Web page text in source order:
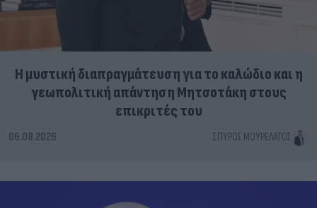
Η μυστική διαπραγμάτευση για το καλώδιο και η
γεωπολιτική απάντηση Μητσοτάκη στους
επικριτές του
06.08.2026 ΣΠΎΡΟΣ ΜΟΥΡΕΛΆΤΟΣ